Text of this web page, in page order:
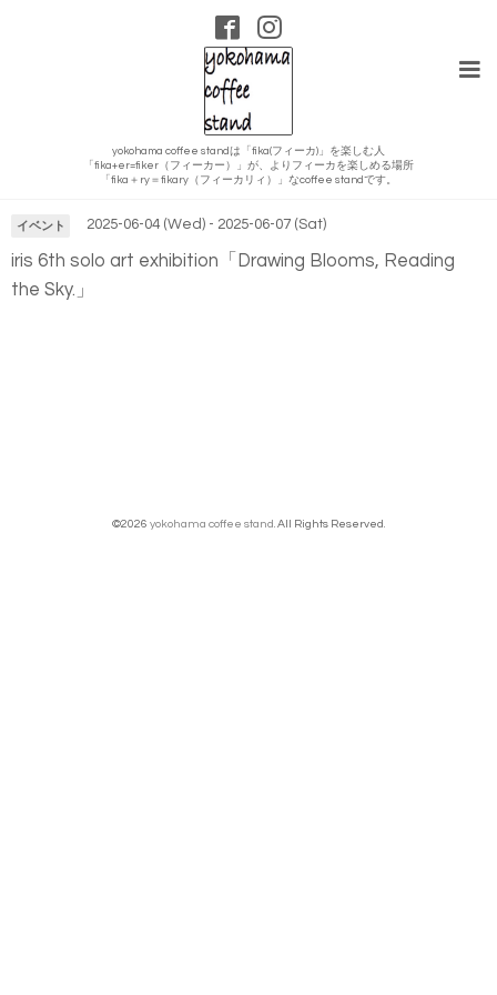
yokohama coffee standは「fika(フィーカ)」を楽しむ人
「fika+er=fiker（フィーカー）」が、よりフィーカを楽しめる場所
「fika＋ry＝fikary（フィーカリィ）」なcoffee standです。
カレンダー
イベント 2025-06-04 (Wed) - 2025-06-07 (Sat)
iris 6th solo art exhibition「Drawing Blooms, Reading
the Sky.」
©2026 yokohama coffee stand. All Rights Reserved.